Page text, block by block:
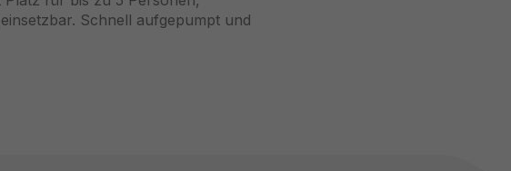
Schnell aufgepumpt und